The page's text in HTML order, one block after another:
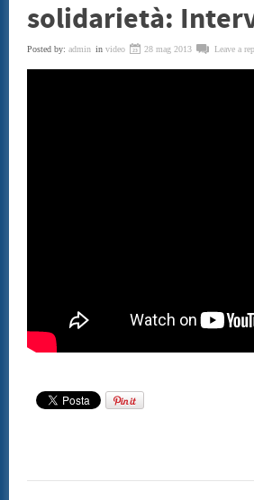
SENTENZE
CONSUMATORI
GALLERIA NICOLA DANIORE
ARTISTI
solidarietà:
Posted by: admin in video 28 mag 2013 Leave a